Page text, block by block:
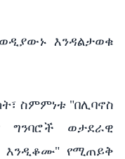
እንዳልታወቁ
ስምምነቱ "በሊባኖስ
ወታደራዊ
እንዲቆሙ" የሚጠይቅ